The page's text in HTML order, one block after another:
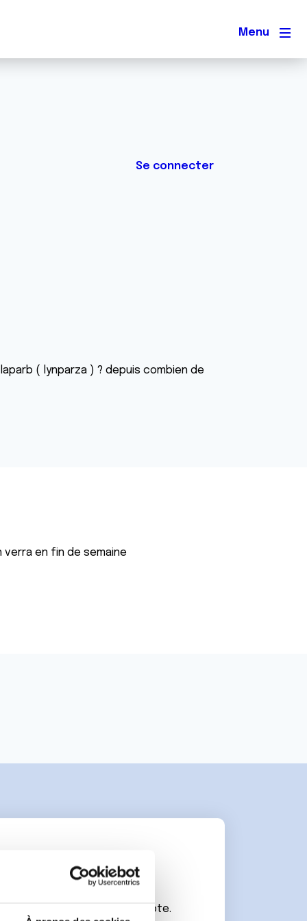
Menu
Se connecter
( lynparza ) ? depuis combien de
verra en fin de semaine
ou de créer un compte.